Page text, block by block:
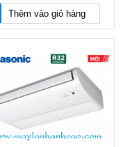
Thêm vào giỏ hàng